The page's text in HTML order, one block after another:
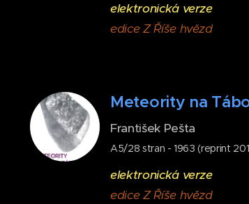
elektronická verze
edice Z Říše hvězd
Meteority na
František Pešta
A5/28 stran - 1963 (reprint
elektronická verze
edice Z Říše hvězd